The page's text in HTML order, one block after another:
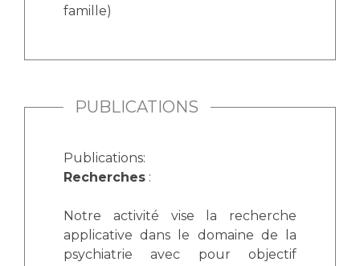
famille)
PUBLICATIONS
Publications:
Recherches :
Notre activité vise la recherche
applicative dans le domaine de la
psychiatrie avec pour objectif